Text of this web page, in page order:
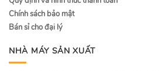
Chính sách bảo mật
Bán sỉ cho đại lý
NHÀ MÁY SẢN XUẤT